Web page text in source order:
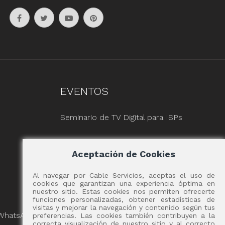
EVENTOS
Seminario de TV Digital para ISPs
Aceptación de Cookies
Al navegar por Cable Servicios, aceptas el uso de
cookies que garantizan una experiencia óptima en
nuestro sitio. Estas cookies nos permiten ofrecerte
funciones personalizadas, obtener estadísticas de
visitas y mejorar la navegación y contenido según tus
preferencias. Las cookies también contribuyen a la